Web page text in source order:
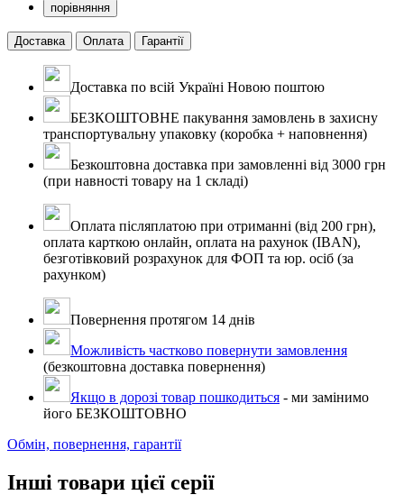
порівняння
Доставка Оплата Гарантії
Доставка по всій Україні Новою поштою
БЕЗКОШТОВНЕ пакування замовлень в захисну
транспортувальну упаковку (коробка + наповнення)
Безкоштовна доставка при замовленні від 3000 грн
(при навності товару на 1 складі)
Оплата післяплатою при отриманні (від 200 грн),
оплата карткою онлайн, оплата на рахунок (IBAN),
безготівковий розрахунок для ФОП та юр. осіб (за
рахунком)
Повернення протягом 14 днів
Можливість частково повернути замовлення
(безкоштовна доставка повернення)
Якщо в дорозі товар пошкодиться - ми замінимо
його БЕЗКОШТОВНО
Обмін, повернення, гарантії
Інші товари цієї серії